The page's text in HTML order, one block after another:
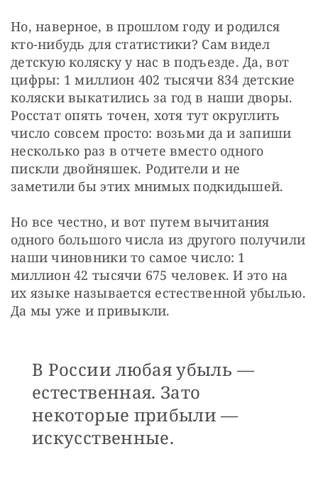
Но, наверное, в прошлом году и родился
кто-нибудь для статистики? Сам видел
детскую коляску у нас в подъезде. Да, вот
цифры: 1 миллион 402 тысячи 834 детские
коляски выкатились за год в наши дворы.
Росстат опять точен, хотя тут округлить
число совсем просто: возьми да и запиши
несколько раз в отчете вместо одного
пискли двойняшек. Родители и не
заметили бы этих мнимых подкидышей.
Но все честно, и вот путем вычитания
одного большого числа из другого получили
наши чиновники то самое число: 1
миллион 42 тысячи 675 человек. И это на
их языке называется естественной убылью.
Да мы уже и привыкли.
В России любая убыль —
естественная. Зато
некоторые прибыли —
искусственные.